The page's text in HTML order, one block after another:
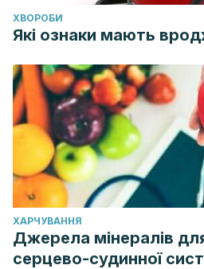
ХВОРОБИ
Які ознаки мають
ХАРЧУВАННЯ
Джерела мінералів
серцево-судинної